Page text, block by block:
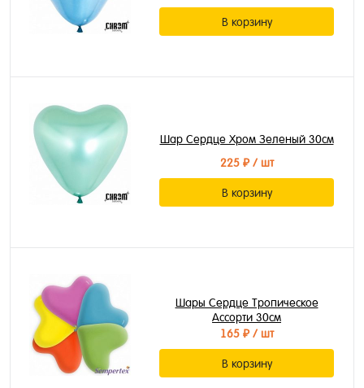
В корзину
Шар Сердце Хром Зеленый 30см
225 ₽/ шт
В корзину
Шары Сердце Тропическое
Ассорти 30см
165 ₽/ шт
В корзину